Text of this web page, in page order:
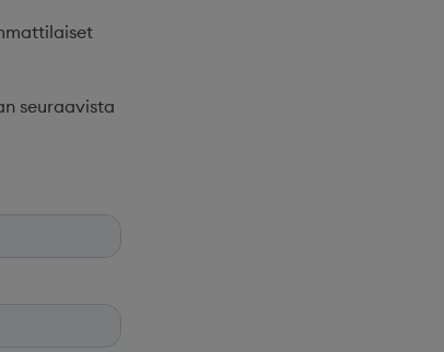
seuraavista